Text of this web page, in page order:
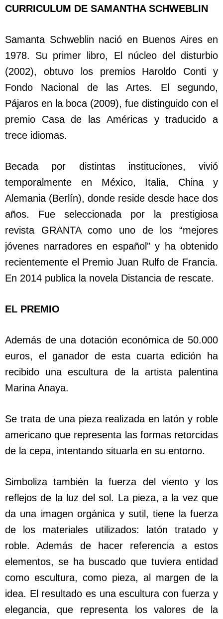
CURRICULUM DE SAMANTHA SCHWEBLIN
Samanta Schweblin nació en Buenos Aires en
1978. Su primer libro, El núcleo del disturbio
(2002), obtuvo los premios Haroldo Conti y
Fondo Nacional de las Artes. El segundo,
Pájaros en la boca (2009), fue distinguido con el
premio Casa de las Américas y traducido a
trece idiomas.
Becada por distintas instituciones, vivió
temporalmente en México, Italia, China y
Alemania (Berlín), donde reside desde hace dos
años. Fue seleccionada por la prestigiosa
revista GRANTA como uno de los “mejores
jóvenes narradores en español” y ha obtenido
recientemente el Premio Juan Rulfo de Francia.
En 2014 publica la novela Distancia de rescate.
EL PREMIO
Además de una dotación económica de 50.000
euros, el ganador de esta cuarta edición ha
recibido una escultura de la artista palentina
Marina Anaya.
Se trata de una pieza realizada en latón y roble
americano que representa las formas retorcidas
de la cepa, intentando situarla en su entorno.
Simboliza también la fuerza del viento y los
reflejos de la luz del sol. La pieza, a la vez que
da una imagen orgánica y sutil, tiene la fuerza
de los materiales utilizados: latón tratado y
roble. Además de hacer referencia a estos
elementos, se ha buscado que tuviera entidad
como escultura, como pieza, al margen de la
idea. El resultado es una escultura con fuerza y
elegancia, que representa los valores de la